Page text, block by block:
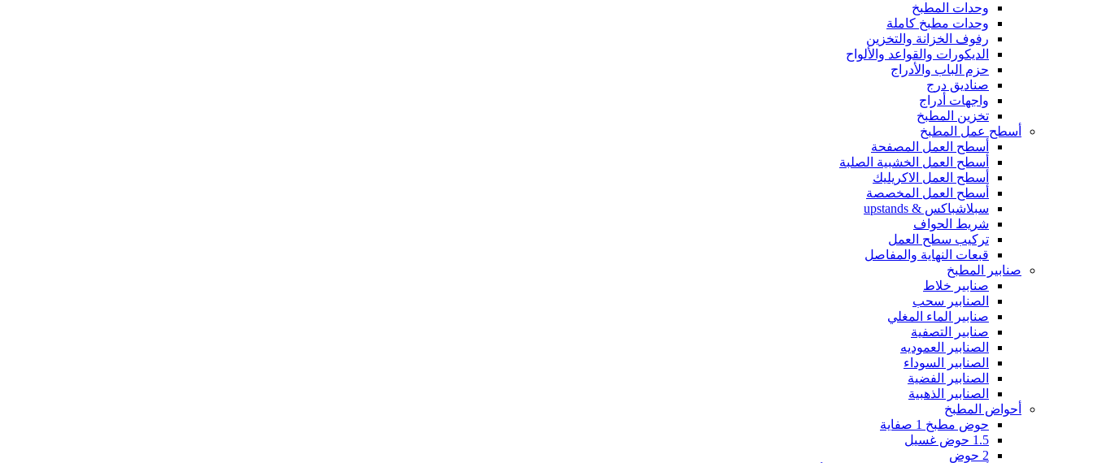
وحدات المطبخ
وحدات مطبخ كاملة
رفوف الخزانة والتخزين
الديكورات والقواعد والألواح
حزم الباب والأدراج
صناديق درج
واجهات أدراج
تخزين المطبخ
أسطح عمل المطبخ
أسطح العمل المصفحة
أسطح العمل الخشبية الصلبة
أسطح العمل الاكريليك
أسطح العمل المخصصة
سبلاشباكس & upstands
شريط الحواف
تركيب سطح العمل
قبعات النهاية والمفاصل
صنابير المطبخ
صنابير خلاط
الصنابير سحب
صنابير الماء المغلي
صنابير التصفية
الصنابير العموديه
الصنابير السوداء
الصنابير الفضية
الصنابير الذهبية
أحواض المطبخ
حوض مطبخ 1 صفاية
1.5 حوض غسيل
2 حوض